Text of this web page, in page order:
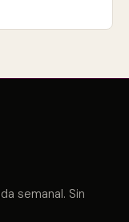
semanal. Sin